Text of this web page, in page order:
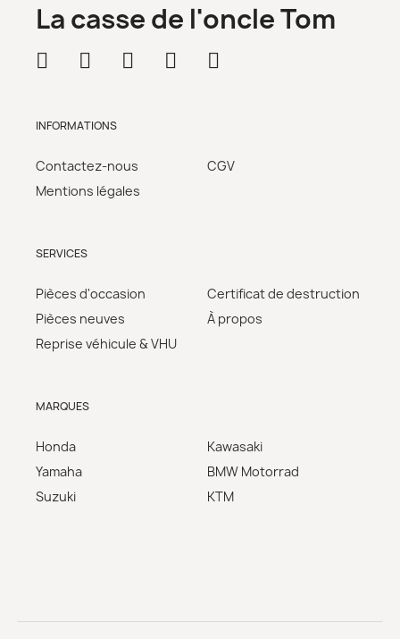
La casse de l'oncle Tom
INFORMATIONS
Contactez-nous
Mentions légales
CGV
SERVICES
Pièces d'occasion
Pièces neuves
Reprise véhicule & VHU
Certificat de destruction
À propos
MARQUES
Honda
Yamaha
Suzuki
Kawasaki
BMW Motorrad
KTM